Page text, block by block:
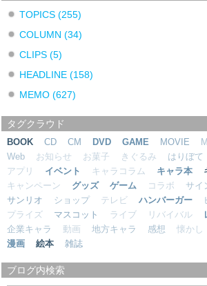
TOPICS (255)
COLUMN (34)
CLIPS (5)
HEADLINE (158)
MEMO (627)
タグクラウド
BOOK CD CM DVD GAME MOVIE
Web
お知らせ お菓子 きぐるみ はりぼて
アプリ
イベント キャラコラム キャラ本
キャンペーン
グッズ ゲーム コラボ サイ
サンリオ
ショップ テレビ ハンバーガー
プライズ
マスコット ライブ リバイバル
企業キャラ
動画 地方キャラ 感想 懐かし
漫画
絵本 雑誌
ブログ内検索